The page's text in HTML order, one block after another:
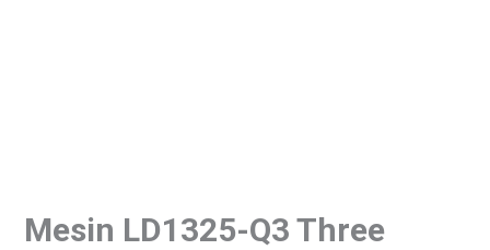
Mesin LD1325-Q3 Three